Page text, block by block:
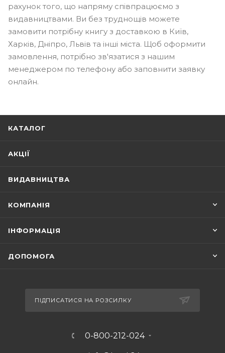
рахунок того, що напряму співпрацюємо з
видавництвами. Ви без труднощів можете
замовити потрібну книгу з доставкою в Київ,
Харків, Дніпро, Львів та інші міста. Щоб оформити
замовлення, потрібно зв'язатися з нашим
менеджером по телефону або заповнити заявку
онлайн.
КАТАЛОГ
АКЦІЇ
ВИДАВНИЦТВА
КОМПАНІЯ
ІНФОРМАЦІЯ
ДОПОМОГА
ПІДПИСАТИСЯ НА РОЗСИЛКУ
0-800-212-024